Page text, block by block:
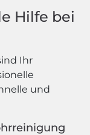
Hilfe bei
Ihr
und